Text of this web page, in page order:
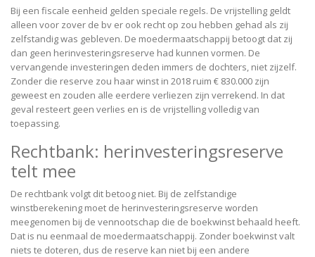
Bij een fiscale eenheid gelden speciale regels. De vrijstelling geldt
alleen voor zover de bv er ook recht op zou hebben gehad als zij
zelfstandig was gebleven. De moedermaatschappij betoogt dat zij
dan geen herinvesteringsreserve had kunnen vormen. De
vervangende investeringen deden immers de dochters, niet zijzelf.
Zonder die reserve zou haar winst in 2018 ruim € 830.000 zijn
geweest en zouden alle eerdere verliezen zijn verrekend. In dat
geval resteert geen verlies en is de vrijstelling volledig van
toepassing.
Rechtbank: herinvesteringsreserve
telt mee
De rechtbank volgt dit betoog niet. Bij de zelfstandige
winstberekening moet de herinvesteringsreserve worden
meegenomen bij de vennootschap die de boekwinst behaald heeft.
Dat is nu eenmaal de moedermaatschappij. Zonder boekwinst valt
niets te doteren, dus de reserve kan niet bij een andere